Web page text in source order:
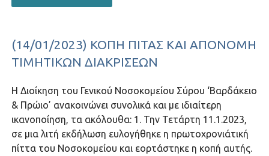
(14/01/2023) ΚΟΠΉ ΠΊΤΑΣ ΚΑΙ ΑΠΟΝΟΜΉ
ΤΙΜΗΤΙΚΏΝ ΔΙΑΚΡΊΣΕΩΝ
Η Διοίκηση του Γενικού Νοσοκομείου Σύρου ‘Βαρδάκειο
& Πρώιο’ ανακοινώνει συνολικά και με ιδιαίτερη
ικανοποίηση, τα ακόλουθα: 1. Την Τετάρτη 11.1.2023,
σε μια λιτή εκδήλωση ευλογήθηκε η πρωτοχρονιάτική
πίττα του Νοσοκομείου και εορτάστηκε η κοπή αυτής.